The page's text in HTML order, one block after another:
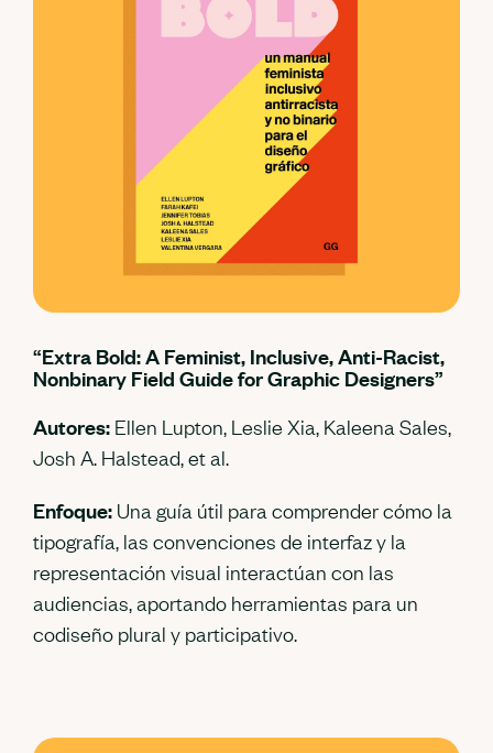
“Extra Bold: A Feminist, Inclusive, Anti-Racist,
Nonbinary Field Guide for Graphic Designers”
Autores: Ellen Lupton, Leslie Xia, Kaleena Sales,
Josh A. Halstead, et al.
Enfoque: Una guía útil para comprender cómo la
tipografía, las convenciones de interfaz y la
representación visual interactúan con las
audiencias, aportando herramientas para un
codiseño plural y participativo.